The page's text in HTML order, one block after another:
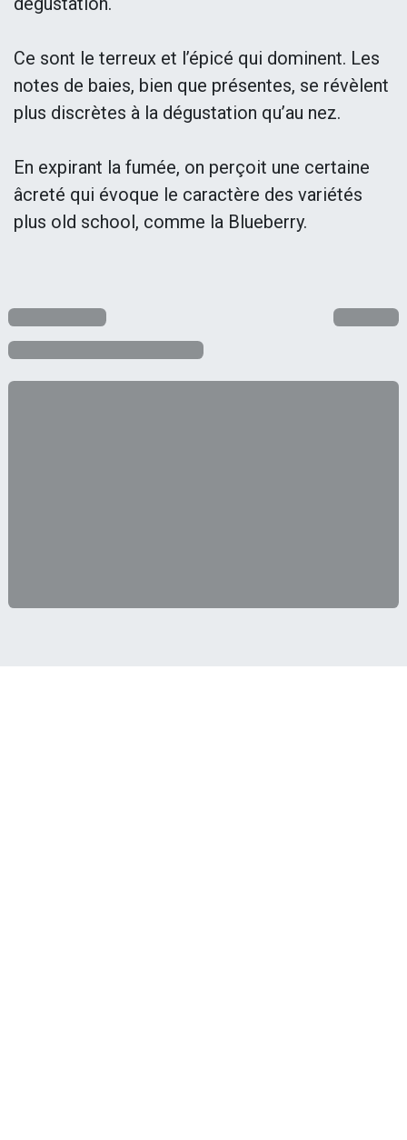
Ce sont le terreux et l’épicé qui dominent. Les
notes de baies, bien que présentes, se révèlent
plus discrètes à la dégustation qu’au nez.
En expirant la fumée, on perçoit une certaine
âcreté qui évoque le caractère des variétés
plus old school, comme la Blueberry.